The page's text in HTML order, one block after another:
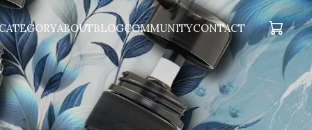
ABOUTBLOGCOMMUNITYCONTACT